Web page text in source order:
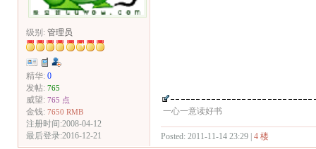
级别: 管理员
精华: 0
发帖: 765
威望: 765 点
金钱: 7650 RMB
注册时间:2008-04-12
最后登录:2016-12-21
一心一意读好书
Posted: 2011-11-14 23:29 | 4 楼